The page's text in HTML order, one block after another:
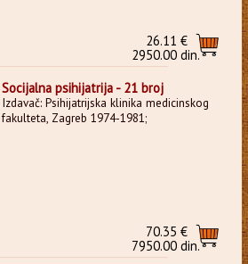
26.11 €
2950.00 din.
Socijalna psihijatrija - 21 broj
Izdavač: Psihijatrijska klinika medicinskog
fakulteta, Zagreb 1974-1981;
70.35 €
7950.00 din.